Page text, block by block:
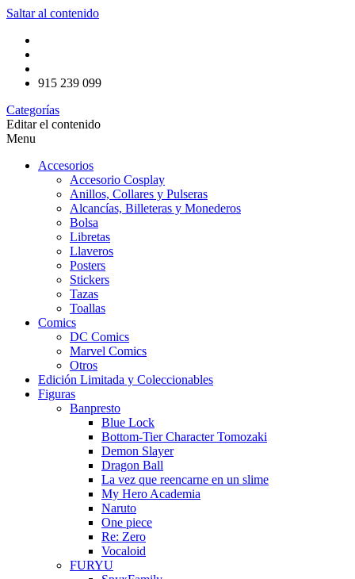
Saltar al contenido
915 239 099
Categorías
Editar el contenido
Menu
Accesorios
Accesorio Cosplay
Anillos, Collares y Pulseras
Alcancías, Billeteras y Monederos
Bolsa
Libretas
Llaveros
Posters
Stickers
Tazas
Toallas
Comics
DC Comics
Marvel Comics
Otros
Edición Limitada y Coleccionables
Figuras
Banpresto
Blue Lock
Bottom-Tier Character Tomozaki
Demon Slayer
Dragon Ball
La vez que reencarne en un slime
My Hero Academia
Naruto
One piece
Re: Zero
Vocaloid
FURYU